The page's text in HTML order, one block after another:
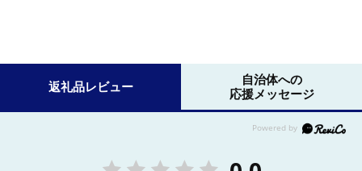
返礼品レビュー
自治体への
応援メッセージ